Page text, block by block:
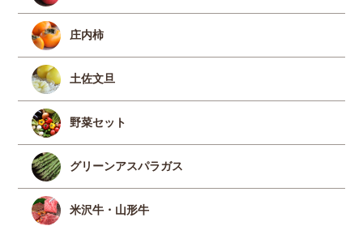
庄内柿
土佐文旦
野菜セット
グリーンアスパラガス
米沢牛・山形牛